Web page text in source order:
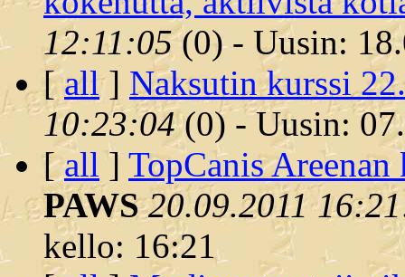
12:11:05(0) - Uusin:
[all] Naksutin kurssi
10:23:04(0) - Uusin:
[all ] TopCanis
PAWS 20.09.2011
kello: 16:21